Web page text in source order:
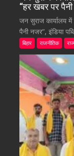
“हर खबर पर
जन सुराज कार्यालय
पैनी नजर”, इंडिया
बिहार राजनीतिक